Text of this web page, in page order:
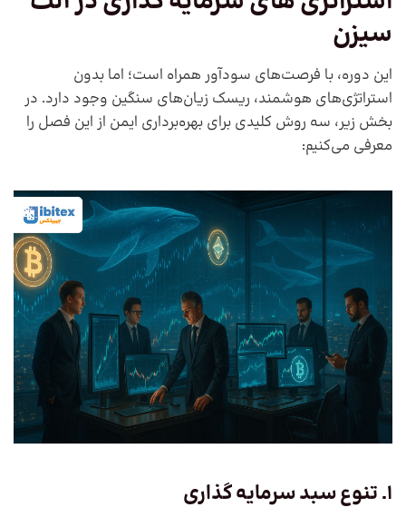
سیزن
این دوره، با فرصت‌های سودآور همراه است؛ اما بدون
استراتژی‌های هوشمند، ریسک زیان‌های سنگین وجود دارد. در
بخش زیر، سه روش کلیدی برای بهره‌برداری ایمن از این فصل را
معرفی می‌کنیم:
1. تنوع سبد سرمایه گذاری